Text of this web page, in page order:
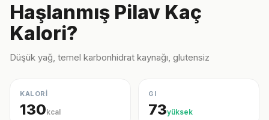
Haşlanmış Pilav Kaç
Kalori?
Düşük yağ, temel karbonhidrat kaynağı, glutensiz
KALORİ
130kcal
GI
73yüksek